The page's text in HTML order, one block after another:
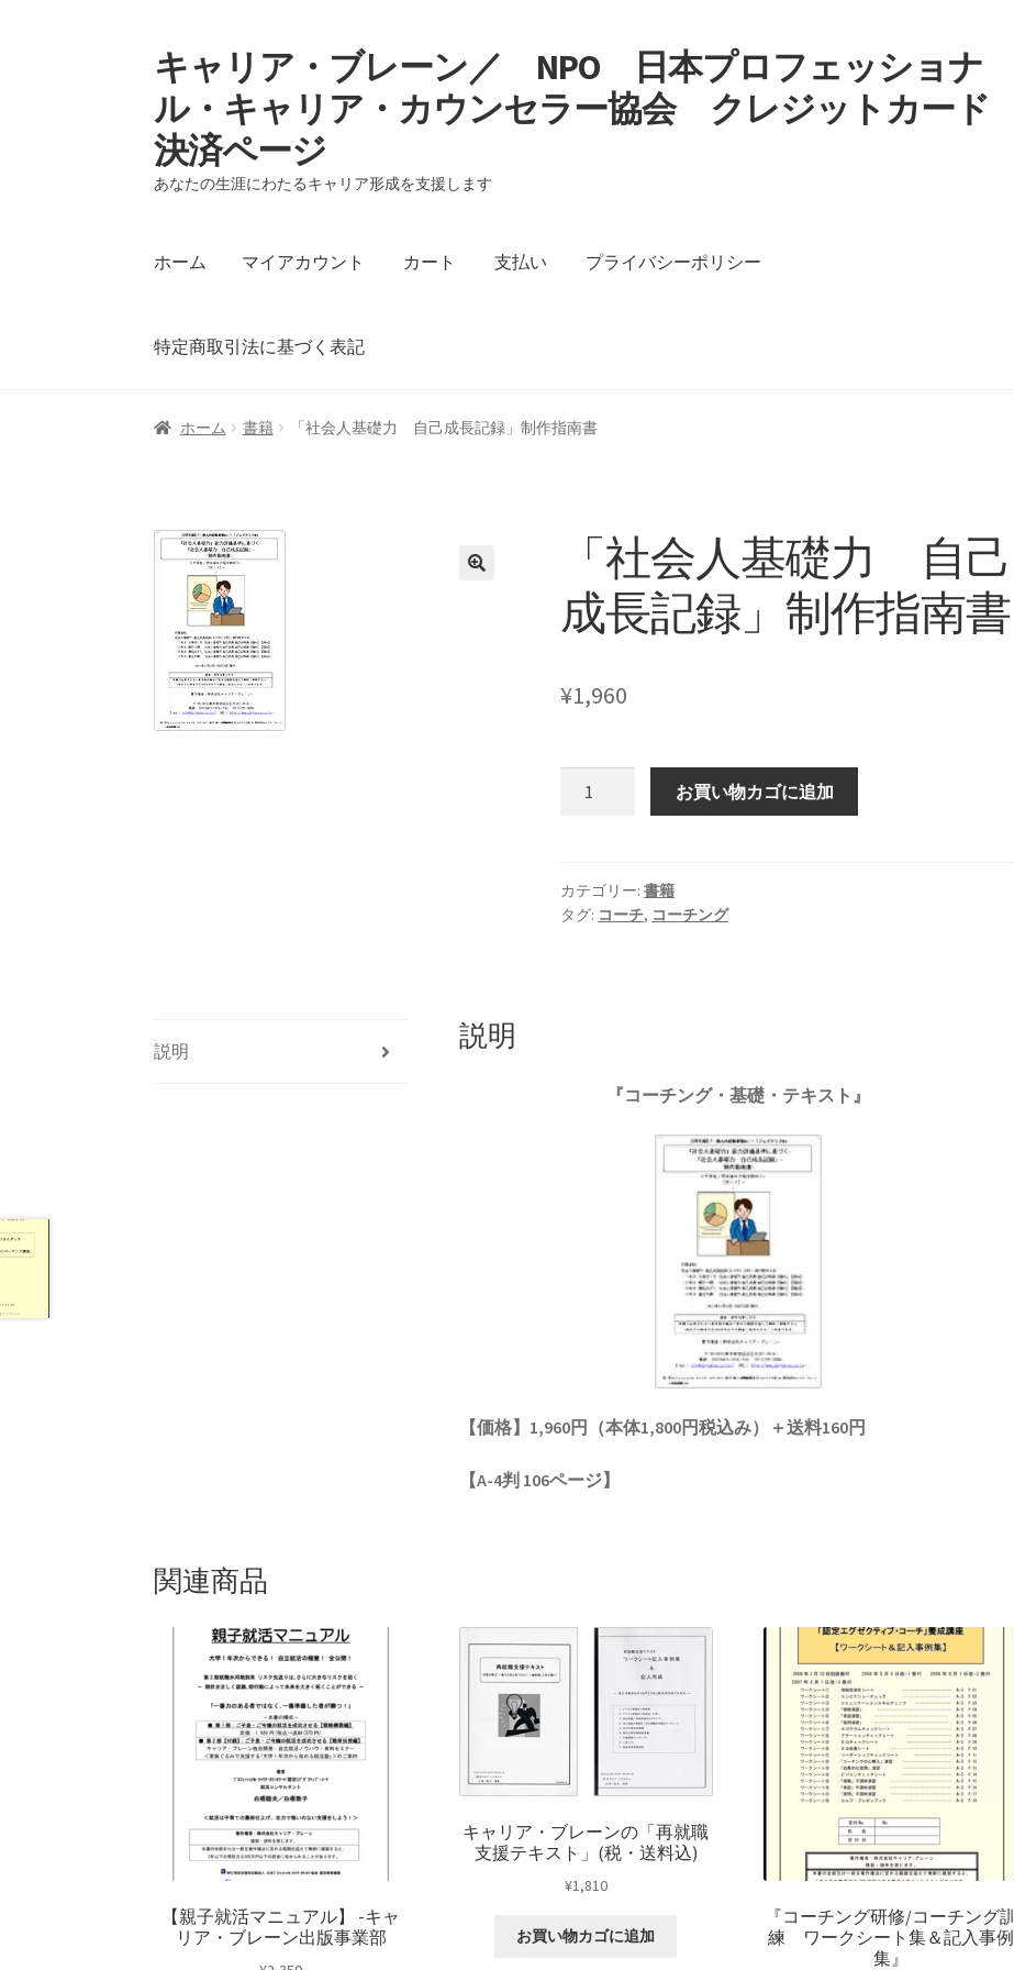
ナ
ビ
ゲ
ー
シ
ョ
ス
プ
コ
ン
テ
ン
ツ
へ
ッ
キャリア・ブレーン／ NPO 日本プロフェッショナ
ル・キャリア・カウンセラー協会 クレジットカード
決済ページ
あなたの生涯にわたるキャリア形成を支援します
ホーム マイアカウント カート 支払い プライバシーポリシー
特定商取引法に基づく表記
ホーム マイアカウント カート支払い プライバシーポリシー
ホーム 書籍 「社会人基礎力 自己成長記録」制作指南書
「社会人基礎力 自己
成長記録」制作指南書
¥1,960
礎
力
お買い物カゴに追加
カテゴリー:書籍
タグ: コーチ, コーチング
説明 説明
『コーチング・基礎・テキスト』
【価格】1,960円（本体1,800円税込み）＋送料160円
【A-4判 106ページ】
関連商品
【親子就活マニュアル】 -キャ
リア・ブレーン出版事業部
キャリア・ブレーンの「再就職
支援テキスト」(税・送料込)
¥1,810
お買い物カゴに追加
『コーチング研修/コーチング訓
練 ワークシート集＆記入事例
集』